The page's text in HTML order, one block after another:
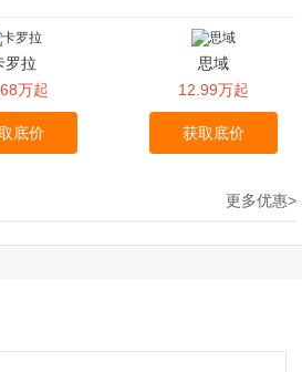
罗拉
万起
底价
思域
12.99万起
获取底价
更多优惠>